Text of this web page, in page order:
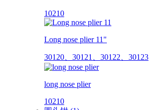
10210
Long nose plier 11"
30120、30121、30122、30123
long nose plier
10210